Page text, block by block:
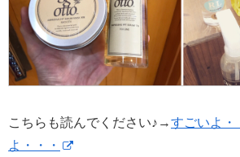
こちらも読んでください♪→すごいよ・
よ・・・